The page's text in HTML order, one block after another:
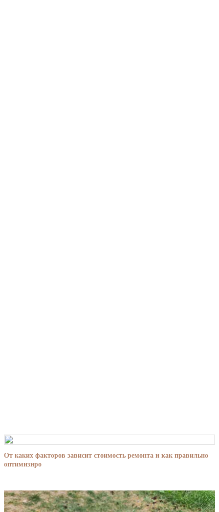
От каких факторов зависит стоимость ремонта и как правильно
оптимизиро